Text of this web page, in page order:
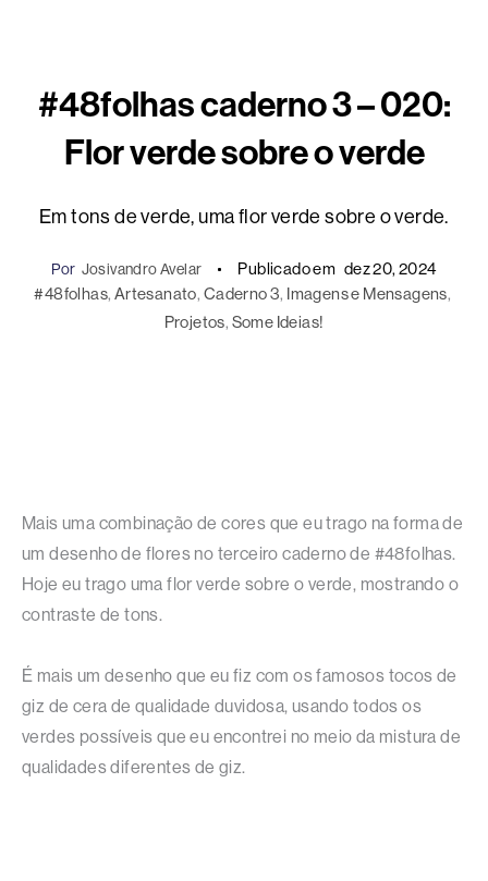
#48folhas caderno 3 – 020:
Flor verde sobre o verde
Em tons de verde, uma flor verde sobre o verde.
Por Josivandro Avelar Publicado em dez 20, 2024
#48folhas, Artesanato, Caderno 3, Imagens e Mensagens
Projetos, Some Ideias!
Mais uma combinação de cores que eu trago na forma de
um desenho de flores no terceiro caderno de #48folhas.
Hoje eu trago uma flor verde sobre o verde, mostrando o
contraste de tons.
É mais um desenho que eu fiz com os famosos tocos de
giz de cera de qualidade duvidosa, usando todos os
verdes possíveis que eu encontrei no meio da mistura de
qualidades diferentes de giz.